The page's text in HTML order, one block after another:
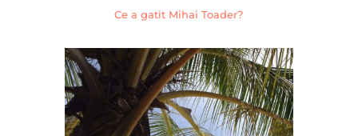
Ce a gatit Mihai Toader?